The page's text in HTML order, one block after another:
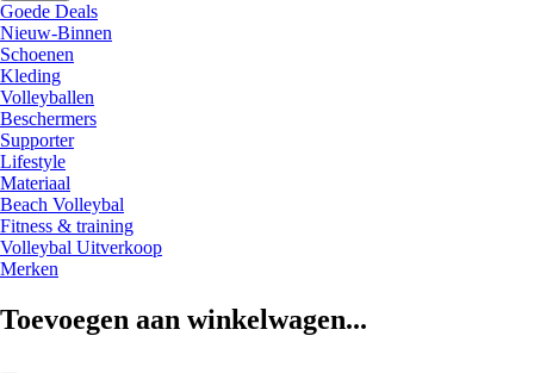
Goede Deals
Nieuw-Binnen
Schoenen
Kleding
Volleyballen
Beschermers
Supporter
Lifestyle
Materiaal
Beach Volleybal
Fitness & training
Volleybal Uitverkoop
Merken
Toevoegen aan winkelwagen...